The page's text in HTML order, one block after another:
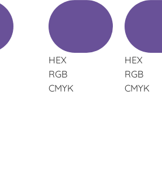
.
HEX
RGB
CMYK
.
HEX
RGB
CMYK